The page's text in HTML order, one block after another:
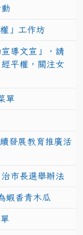
」工作坊
導文宣」，請
平權，關注女
單
發展教育推廣活
市長選舉辦法
蝦香青木瓜